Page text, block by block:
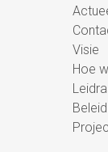
Visie
Hoe
Beleid